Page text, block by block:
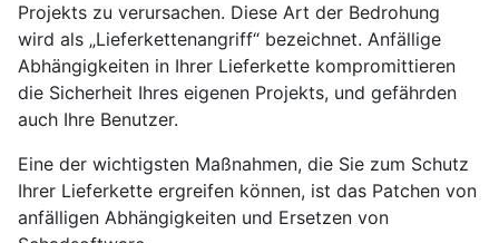
Projekts zu verursachen. Diese Art der Bedrohung
wird als „Lieferkettenangriff“ bezeichnet. Anfällige
Abhängigkeiten in Ihrer Lieferkette kompromittieren
die Sicherheit Ihres eigenen Projekts, und gefährden
auch Ihre Benutzer.
Eine der wichtigsten Maßnahmen, die Sie zum Schutz
Ihrer Lieferkette ergreifen können, ist das Patchen von
anfälligen Abhängigkeiten und Ersetzen von